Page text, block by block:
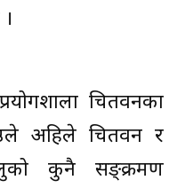
चितवनका
अहिले चितवन र
कुनै सङ्क्रमण